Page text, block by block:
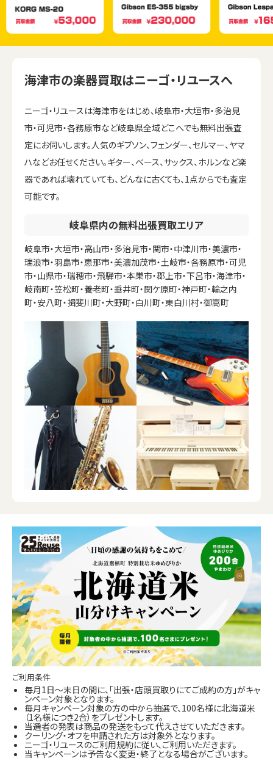
海津市の楽器買取はニーゴ・リユースへ
ニーゴ・リユースは海津市をはじめ、岐阜市・大垣市・多治見
市・可児市・各務原市など岐阜県全域どこへでも無料出張査
定にお伺いします。人気のギブソン、フェンダー、セルマー、ヤマ
ハなどお任せください。ギター、ベース、サックス、ホルンなど楽
器であれば壊れていても、どんなに古くても、1点からでも査定
可能です。
岐阜県内の無料出張買取エリア
岐阜市・大垣市・高山市・多治見市・関市・中津川市・美濃市・
瑞浪市・羽島市・恵那市・美濃加茂市・土岐市・各務原市・可児
市・山県市・瑞穂市・飛騨市・本巣市・郡上市・下呂市・海津市・
岐南町・笠松町・養老町・垂井町・関ケ原町・神戸町・輪之内
町・安八町・揖斐川町・大野町・白川町・東白川村・御嵩町
ご利用条件
毎月1日～末日の間に、「出張・店頭買取りにてご成約の方」がキャ
ンペーン対象となります。
毎月キャンペーン対象の方の中から抽選で、100名様に北海道米
（1名様につき2合）をプレゼントします。
当選者の発表は商品の発送をもって代えさせていただきます。
クーリング・オフを申請された方は対象外となります。
ニーゴ・リユースのご利用規約に従い、ご利用いただきます。
当キャンペーンは予告なく変更・終了となる場合がございます。